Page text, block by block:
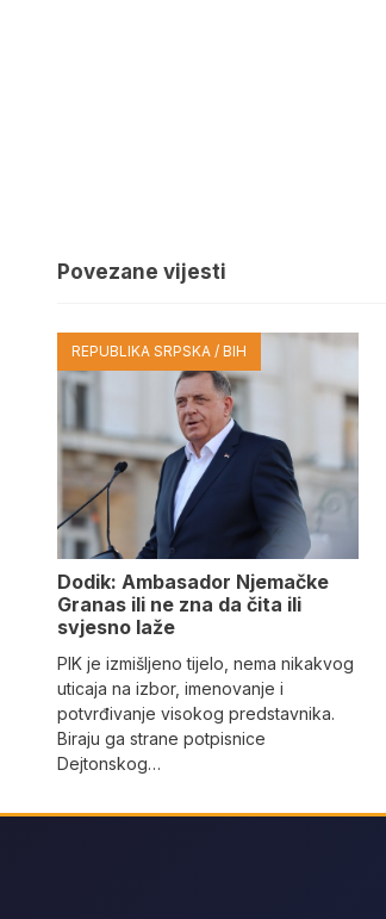
Povezane vijesti
REPUBLIKA SRPSKA / BIH
Dodik: Ambasador Njemačke
Granas ili ne zna da čita ili
svjesno laže
PIK je izmišljeno tijelo, nema nikakvog
uticaja na izbor, imenovanje i
potvrđivanje visokog predstavnika.
Biraju ga strane potpisnice
Dejtonskog…